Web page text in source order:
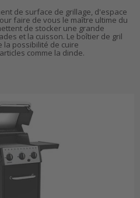
de surface de grillage, d'espace
faire de vous le maître ultime du
de stocker une grande
et la cuisson. Le boîtier de gril
possibilité de cuire
comme la dinde.